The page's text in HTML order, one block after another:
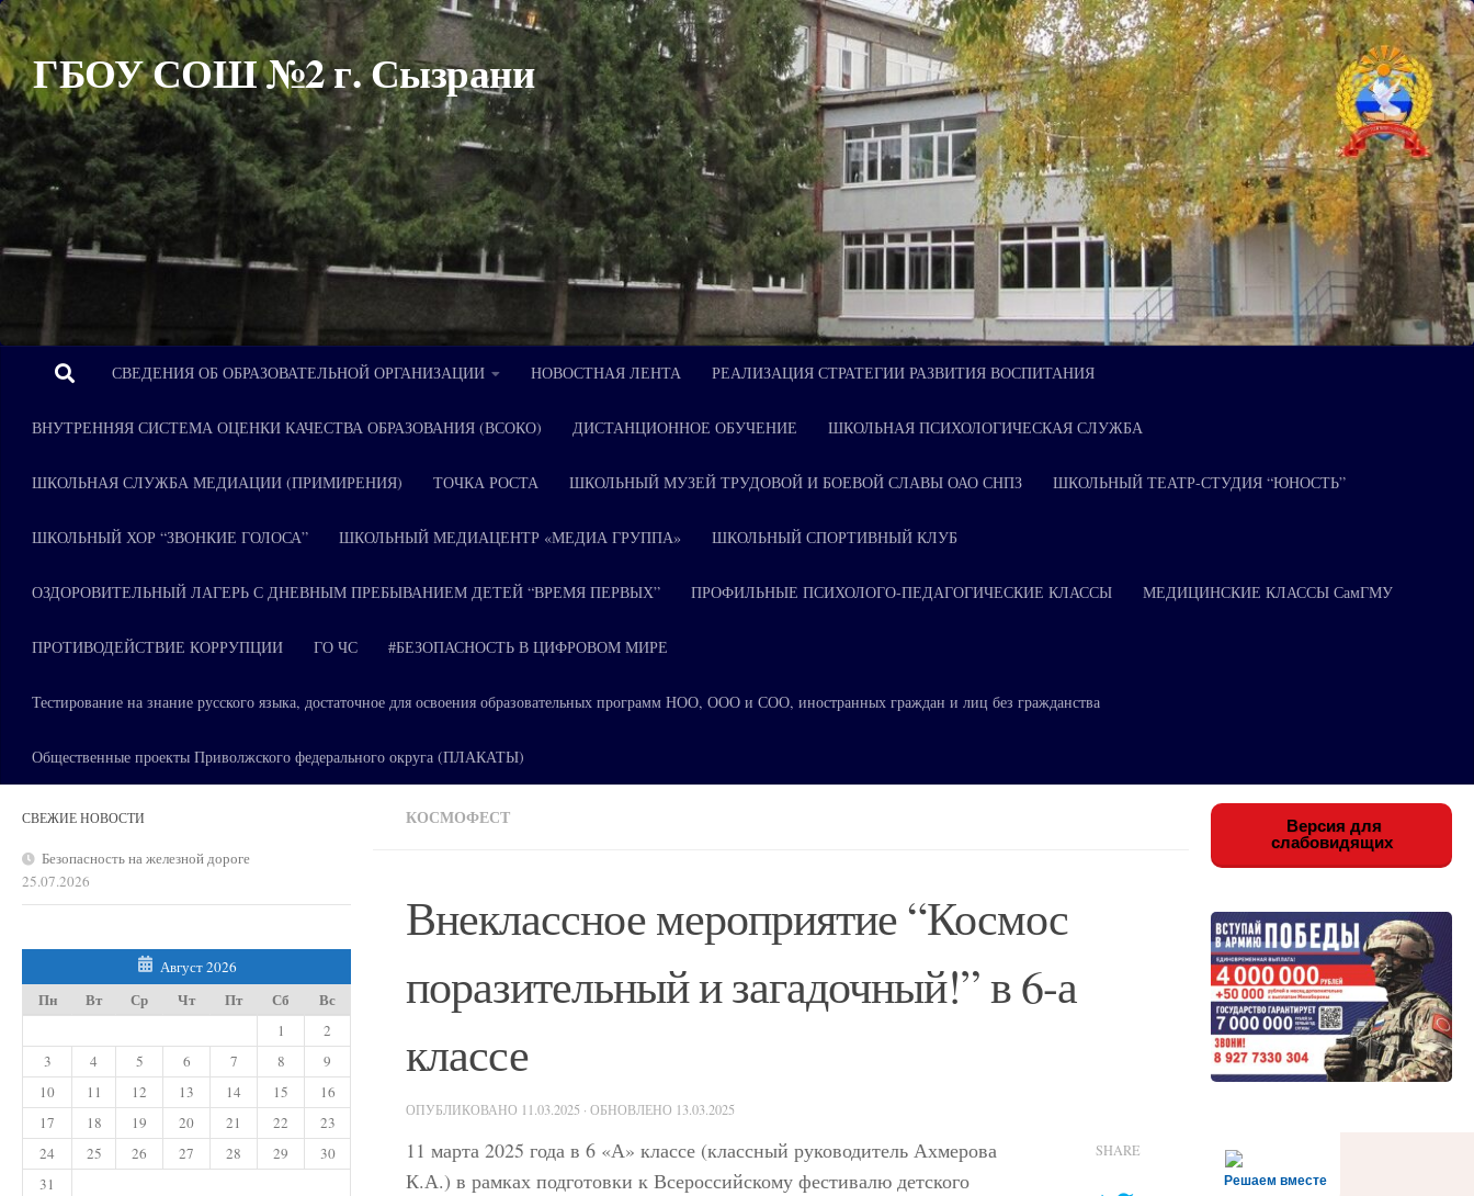
Перейти к содержимому
ГБОУ СОШ №2 г. Сызрани
СВЕДЕНИЯ ОБ ОБРАЗОВАТЕЛЬНОЙ ОРГАНИЗАЦИИ НОВОСТНАЯ ЛЕНТА РЕАЛИЗАЦИЯ СТРАТЕГИИ РАЗВИТИЯ ВОСПИТАНИЯ
ВНУТРЕННЯЯ СИСТЕМА ОЦЕНКИ КАЧЕСТВА ОБРАЗОВАНИЯ (ВСОКО) ДИСТАНЦИОННОЕ ОБУЧЕНИЕ ШКОЛЬНАЯ ПСИХОЛОГИЧЕСКАЯ СЛУЖБА
ШКОЛЬНАЯ СЛУЖБА МЕДИАЦИИ (ПРИМИРЕНИЯ) ТОЧКА РОСТА ШКОЛЬНЫЙ МУЗЕЙ ТРУДОВОЙ И БОЕВОЙ СЛАВЫ ОАО СНПЗ ШКОЛЬНЫЙ ТЕАТР-СТУДИЯ “ЮНОСТЬ”
ШКОЛЬНЫЙ ХОР “ЗВОНКИЕ ГОЛОСА” ШКОЛЬНЫЙ МЕДИАЦЕНТР «МЕДИА ГРУППА» ШКОЛЬНЫЙ СПОРТИВНЫЙ КЛУБ
ОЗДОРОВИТЕЛЬНЫЙ ЛАГЕРЬ С ДНЕВНЫМ ПРЕБЫВАНИЕМ ДЕТЕЙ “ВРЕМЯ ПЕРВЫХ” ПРОФИЛЬНЫЕ ПСИХОЛОГО-ПЕДАГОГИЧЕСКИЕ КЛАССЫ МЕДИЦИНСКИЕ КЛАССЫ СамГМУ
ПРОТИВОДЕЙСТВИЕ КОРРУПЦИИ ГО ЧС #БЕЗОПАСНОСТЬ В ЦИФРОВОМ МИРЕ
Тестирование на знание русского языка, достаточное для освоения образовательных программ НОО, ООО и СОО, иностранных граждан и лиц без гражданства
Общественные проекты Приволжского федерального округа (ПЛАКАТЫ)
КОСМОФЕСТ
Внеклассное мероприятие “Космос
поразительный и загадочный!” в 6-а
классе
ОПУБЛИКОВАНО 11.03.2025 · ОБНОВЛЕНО 13.03.2025
11 марта 2025 года в 6 «А» классе (классный руководитель Ахмерова
К.А.) в рамках подготовки к Всероссийскому фестивалю детского
SHARE
СВЕЖИЕ НОВОСТИ
Безопасность на железной дороге
25.07.2026
Август 2026
Пн Вт Ср Чт Пт Сб Вс
1
2
3
4 5 6 7 8
9
10
11 12 13 14 15
16
17
18 19 20 21 22
23
24
25 26 27 28 29
30
31
Версия для
слабовидящих
Решаем вместе